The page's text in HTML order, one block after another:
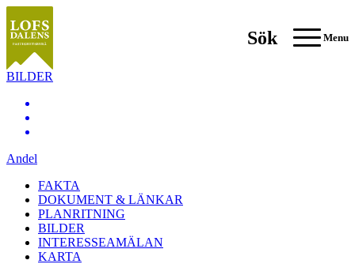
Sök Menu
BILDER
Andel
FAKTA
DOKUMENT & LÄNKAR
PLANRITNING
BILDER
INTERESSEAMÄLAN
KARTA